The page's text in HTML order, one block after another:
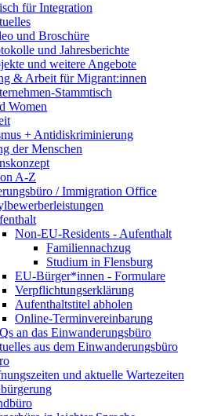
für Integration
und Broschüre
und Jahresberichte
und weitere Angebote
& Arbeit für Migrant:innen
Stammtisch
Women
+ Antidiskriminierung
der Menschen
A-Z
/ Immigration Office
Non-EU-Residents - Aufenthalt
Familiennachzug
Studium in Flensburg
EU-Bürger*innen - Formulare
Verpflichtungserklärung
Aufenthaltstitel abholen
Online-Terminvereinbarung
an das Einwanderungsbüro
aus dem Einwanderungsbüro
und aktuelle Wartezeiten